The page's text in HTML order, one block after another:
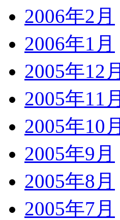
2006年2月
2006年1月
2005年12月
2005年11月
2005年10月
2005年9月
2005年8月
2005年7月